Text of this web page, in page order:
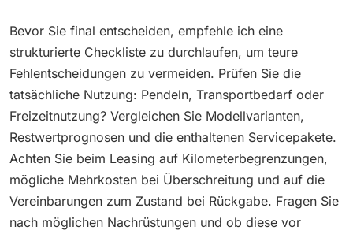
Bevor Sie final entscheiden, empfehle ich eine
strukturierte Checkliste zu durchlaufen, um teure
Fehlentscheidungen zu vermeiden. Prüfen Sie die
tatsächliche Nutzung: Pendeln, Transportbedarf oder
Freizeitnutzung? Vergleichen Sie Modellvarianten,
Restwertprognosen und die enthaltenen Servicepakete.
Achten Sie beim Leasing auf Kilometerbegrenzungen,
mögliche Mehrkosten bei Überschreitung und auf die
Vereinbarungen zum Zustand bei Rückgabe. Fragen Sie
nach möglichen Nachrüstungen und ob diese vor